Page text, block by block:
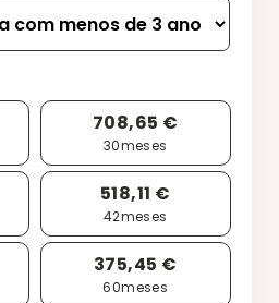
708,65 €
30meses
518,11 €
42meses
375,45 €
60meses